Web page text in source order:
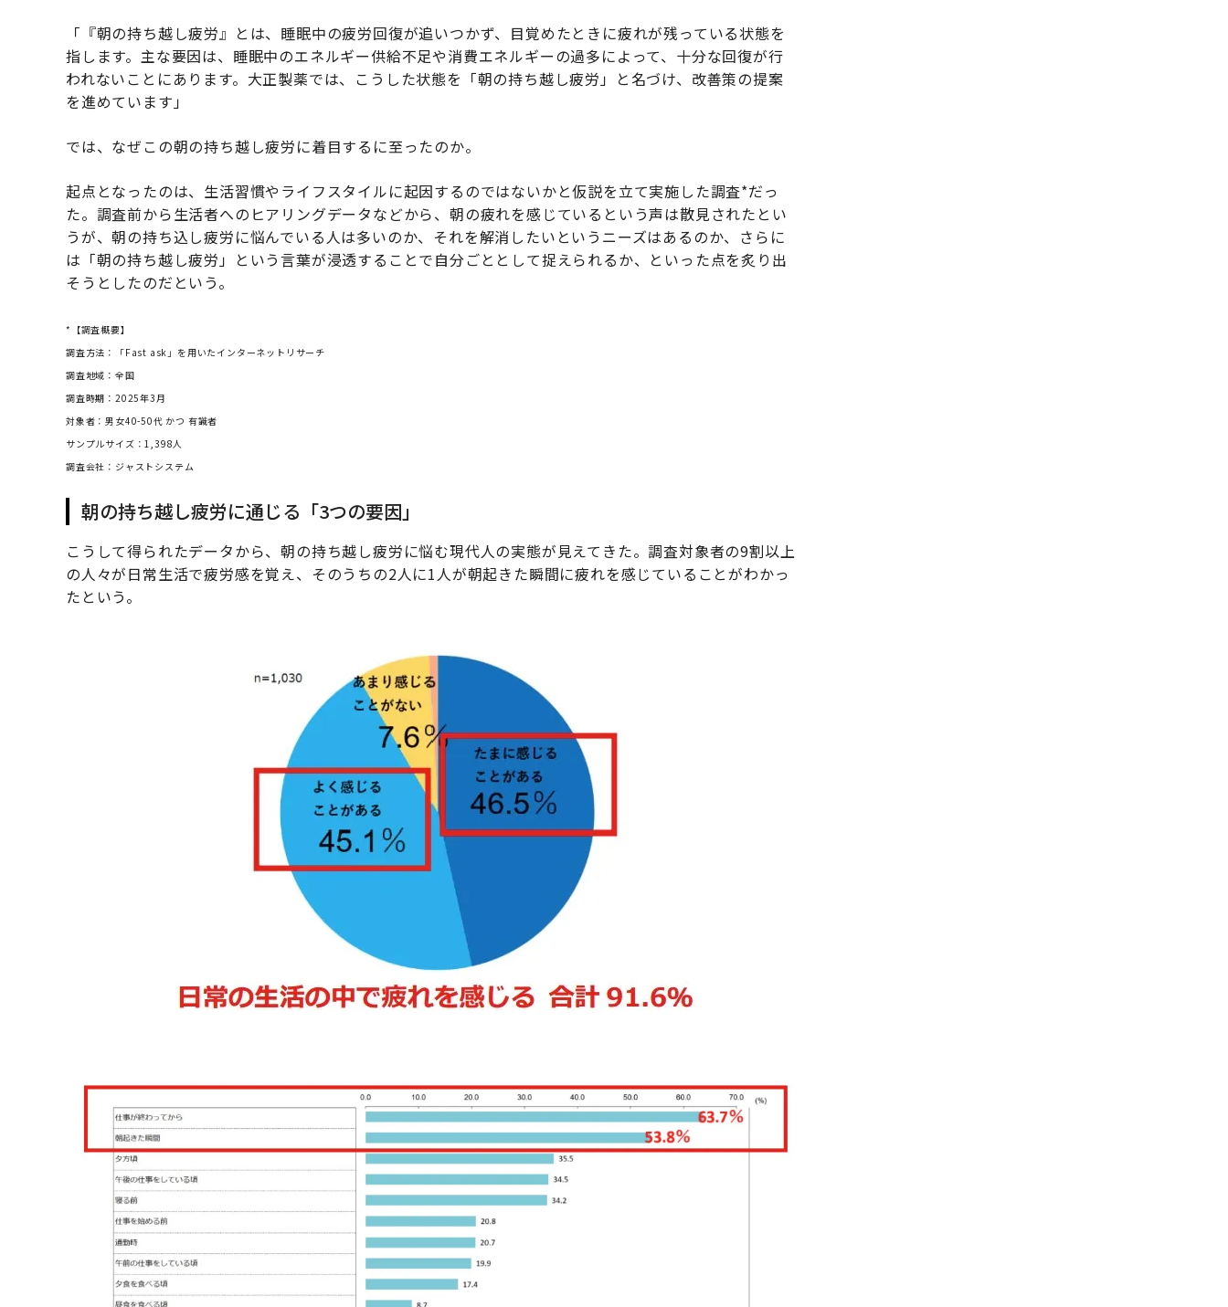
「『朝の持ち越し疲労』とは、睡眠中の疲労回復が追いつかず、目覚めたときに疲れが残っている状態を
指します。主な要因は、睡眠中のエネルギー供給不足や消費エネルギーの過多によって、十分な回復が行
われないことにあります。大正製薬では、こうした状態を「朝の持ち越し疲労」と名づけ、改善策の提案
を進めています」
では、なぜこの朝の持ち越し疲労に着目するに至ったのか。
起点となったのは、生活習慣やライフスタイルに起因するのではないかと仮説を立て実施した調査*だっ
た。調査前から生活者へのヒアリングデータなどから、朝の疲れを感じているという声は散見されたとい
うが、朝の持ち込し疲労に悩んでいる人は多いのか、それを解消したいというニーズはあるのか、さらに
は「朝の持ち越し疲労」という言葉が浸透することで自分ごととして捉えられるか、といった点を炙り出
そうとしたのだという。
*【調査概要】
調査方法：「Fast ask」を用いたインターネットリサーチ
調査地域：全国
調査時期：2025年3月
対象者：男女40-50代 かつ 有識者
サンプルサイズ：1,398人
調査会社：ジャストシステム
朝の持ち越し疲労に通じる「3つの要因」
こうして得られたデータから、朝の持ち越し疲労に悩む現代人の実態が見えてきた。調査対象者の9割以上
の人々が日常生活で疲労感を覚え、そのうちの2人に1人が朝起きた瞬間に疲れを感じていることがわかっ
たという。